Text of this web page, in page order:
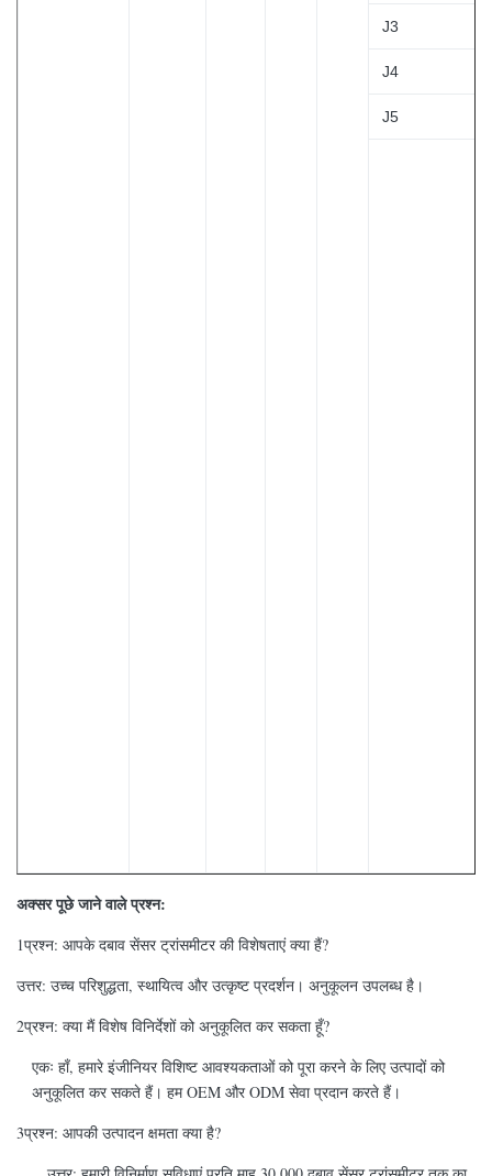
J3
J4
J5
अक्सर पूछे जाने वाले प्रश्न:
1प्रश्न: आपके दबाव सेंसर ट्रांसमीटर की विशेषताएं क्या हैं?
उत्तर: उच्च परिशुद्धता, स्थायित्व और उत्कृष्ट प्रदर्शन। अनुकूलन उपलब्ध है।
2प्रश्न: क्या मैं विशेष विनिर्देशों को अनुकूलित कर सकता हूँ?
एकः हाँ, हमारे इंजीनियर विशिष्ट आवश्यकताओं को पूरा करने के लिए उत्पादों को
अनुकूलित कर सकते हैं। हम OEM और ODM सेवा प्रदान करते हैं।
3प्रश्न: आपकी उत्पादन क्षमता क्या है?